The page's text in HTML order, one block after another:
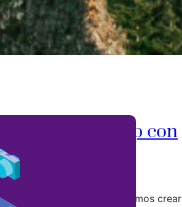
primera App con
y Excel.
quiero explicar como podemos crear